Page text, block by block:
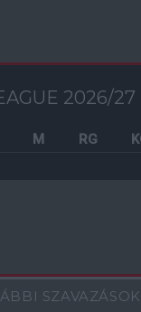
2026/27
M RG
SZAVAZÁSOK